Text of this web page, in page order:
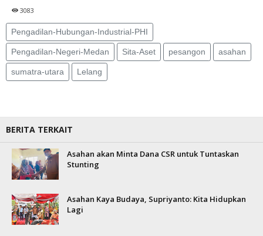
3083
Pengadilan-Hubungan-Industrial-PHI
Pengadilan-Negeri-Medan Sita-Aset pesangon asahan
sumatra-utara Lelang
BERITA TERKAIT
Asahan akan Minta Dana CSR untuk Tuntaskan
Stunting
Asahan Kaya Budaya, Supriyanto: Kita Hidupkan
Lagi